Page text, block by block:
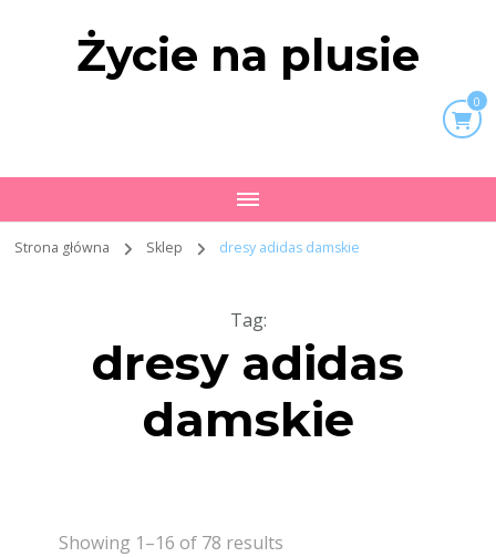
Życie na plusie
0
Strona główna Sklep dresy adidas damskie
Tag:
dresy adidas
damskie
Showing 1–16 of 78 results